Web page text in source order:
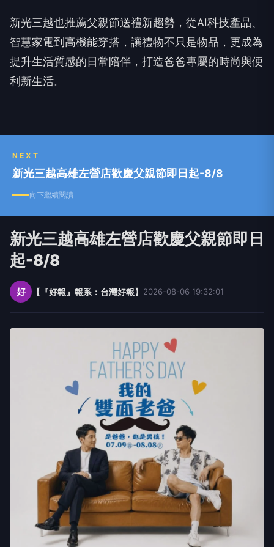
新光三越也推薦父親節送禮新趨勢，從AI科技產品、
智慧家電到高機能穿搭，讓禮物不只是物品，更成為
提升生活質感的日常陪伴，打造爸爸專屬的時尚與便
利新生活。
NEXT
新光三越高雄左營店歡慶父親節即日起-8/8
向下繼續閱讀
新光三越高雄左營店歡慶父親節即日
起-8/8
好 【『好報』報系：台灣好報】 2026-08-06 19:32:01